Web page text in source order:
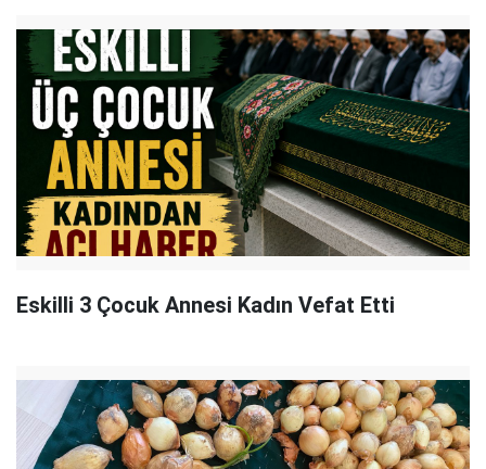
Eskilli 3 Çocuk Annesi Kadın Vefat Etti